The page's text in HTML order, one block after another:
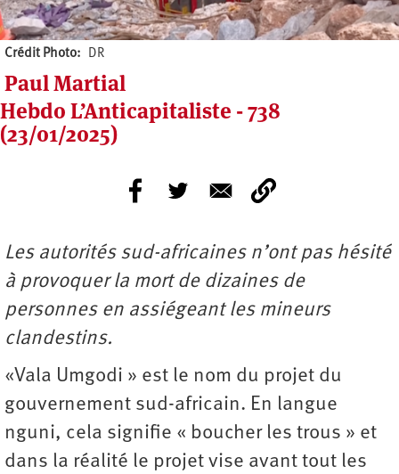
Crédit Photo DR
Paul Martial
Hebdo L’Anticapitaliste - 738
(23/01/2025)
Les autorités sud-africaines n’ont pas hésité
à provoquer la mort de dizaines de
personnes en assiégeant les mineurs
clandestins.
«Vala Umgodi » est le nom du projet du
gouvernement sud-africain. En langue
nguni, cela signifie « boucher les trous » et
dans la réalité le projet vise avant tout les